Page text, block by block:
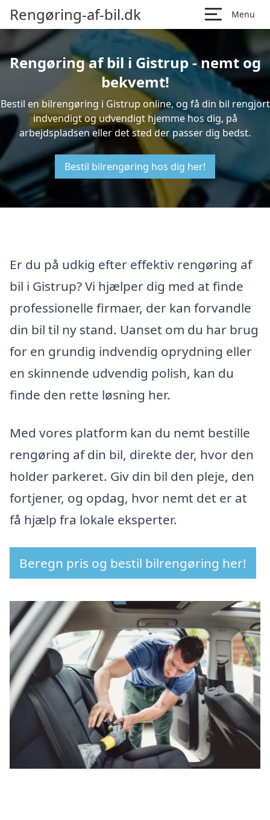
Rengøring-af-bil.dk Menu
Rengøring af bil i Gistrup - nemt og
bekvemt!
Bestil en bilrengøring i Gistrup online, og få din bil rengjort
indvendigt og udvendigt hjemme hos dig, på
arbejdspladsen eller det sted der passer dig bedst.
Bestil bilrengøring hos dig her!
Er du på udkig efter effektiv rengøring af
bil i Gistrup? Vi hjælper dig med at finde
professionelle firmaer, der kan forvandle
din bil til ny stand. Uanset om du har brug
for en grundig indvendig oprydning eller
en skinnende udvendig polish, kan du
finde den rette løsning her.
Med vores platform kan du nemt bestille
rengøring af din bil, direkte der, hvor den
holder parkeret. Giv din bil den pleje, den
fortjener, og opdag, hvor nemt det er at
få hjælp fra lokale eksperter.
Beregn pris og bestil bilrengøring her!